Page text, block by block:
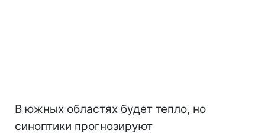
В южных областях будет тепло, но
синоптики прогнозируют